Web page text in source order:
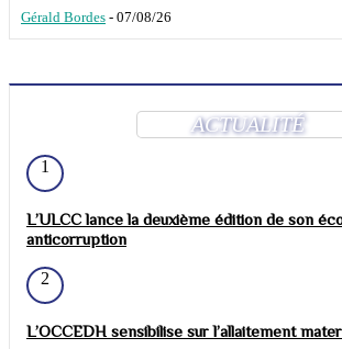
Gérald Bordes - 07/08/26
ACTUALITÉ
1
L’ULCC lance la deuxième édition de son
anticorruption
2
L’OCCEDH sensibilise sur l’allaitement